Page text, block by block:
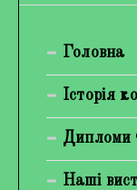
Галерея
Головна
Історія
Дипломи
Наші